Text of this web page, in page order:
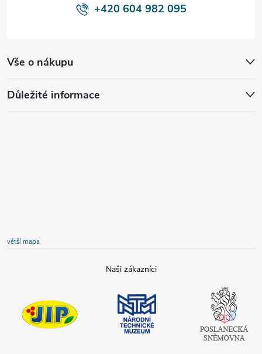
+420 604 982 095
Vše o nákupu
Důležité informace
větší mapa
technické
muzeum
Poslanecká
sněmovna
České
republiky